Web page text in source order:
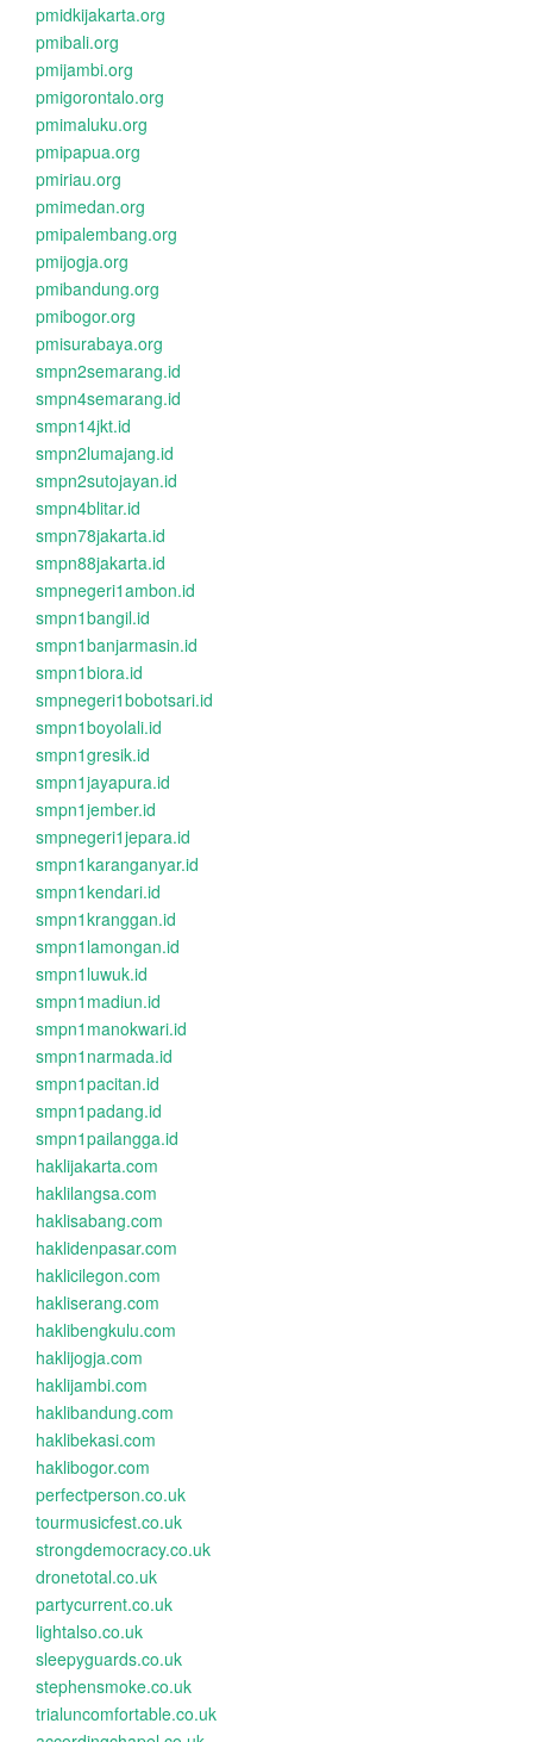
pmidkijakarta.org
pmibali.org
pmijambi.org
pmigorontalo.org
pmimaluku.org
pmipapua.org
pmiriau.org
pmimedan.org
pmipalembang.org
pmijogja.org
pmibandung.org
pmibogor.org
pmisurabaya.org
smpn2semarang.id
smpn4semarang.id
smpn14jkt.id
smpn2lumajang.id
smpn2sutojayan.id
smpn4blitar.id
smpn78jakarta.id
smpn88jakarta.id
smpnegeri1ambon.id
smpn1bangil.id
smpn1banjarmasin.id
smpn1biora.id
smpnegeri1bobotsari.id
smpn1boyolali.id
smpn1gresik.id
smpn1jayapura.id
smpn1jember.id
smpnegeri1jepara.id
smpn1karanganyar.id
smpn1kendari.id
smpn1kranggan.id
smpn1lamongan.id
smpn1luwuk.id
smpn1madiun.id
smpn1manokwari.id
smpn1narmada.id
smpn1pacitan.id
smpn1padang.id
smpn1pailangga.id
haklijakarta.com
haklilangsa.com
haklisabang.com
haklidenpasar.com
haklicilegon.com
hakliserang.com
haklibengkulu.com
haklijogja.com
haklijambi.com
haklibandung.com
haklibekasi.com
haklibogor.com
perfectperson.co.uk
tourmusicfest.co.uk
strongdemocracy.co.uk
dronetotal.co.uk
partycurrent.co.uk
lightalso.co.uk
sleepyguards.co.uk
stephensmoke.co.uk
trialuncomfortable.co.uk